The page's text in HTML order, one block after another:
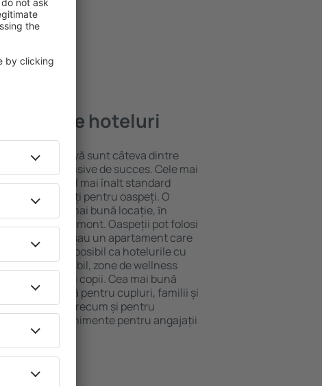
mai bune hoteluri
locație atractivă sunt câteva dintre
hotel All-Inclusive de succes. Cele mai
cel mai înalt standard
de facilități pentru oaspeți. O
oferă cea mai bună locație, ȋn
din Lamont. Oaspeții pot folosi
o cameră sau un apartament care
lor. Este posibil ca hotelurile cu
meniu variabil, zone de wellness
pentru copii. Cea mai bună
perfectă pentru cupluri, familii și
de afaceri, precum și pentru
evenimente pentru angajații